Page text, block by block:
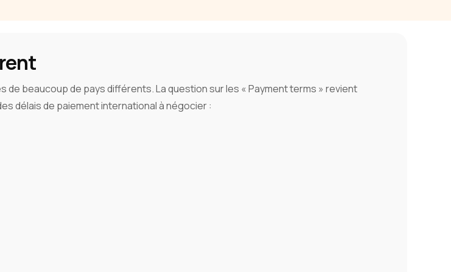
beaucoup de pays différents. La question sur les « Payment terms » revient
délais de paiement international à négocier :